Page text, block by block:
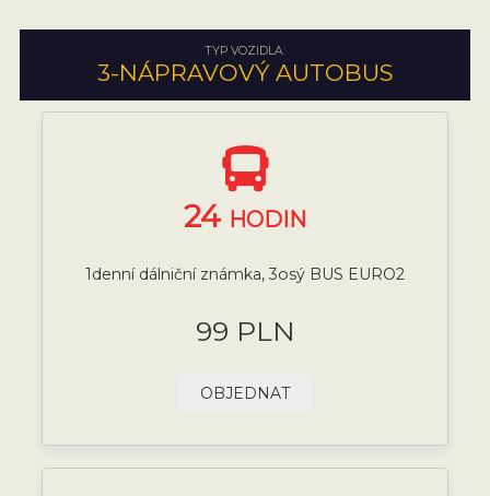
TYP VOZIDLA:
3-NÁPRAVOVÝ AUTOBUS
24 HODIN
1denní dálniční známka, 3osý BUS EURO2
99 PLN
OBJEDNAT